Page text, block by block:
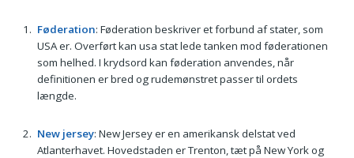
Føderation: Føderation beskriver et forbund af stater, som
USA er. Overført kan usa stat lede tanken mod føderationen
som helhed. I krydsord kan føderation anvendes, når
definitionen er bred og rudemønstret passer til ordets
længde.
New jersey: New Jersey er en amerikansk delstat ved
Atlanterhavet. Hovedstaden er Trenton, tæt på New York og